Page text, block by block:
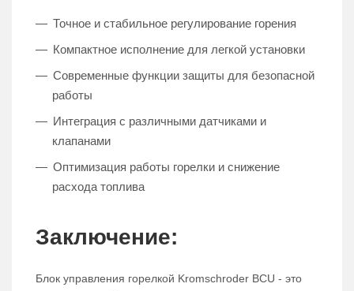
Точное и стабильное регулирование горения
Компактное исполнение для легкой установки
Современные функции защиты для безопасной
работы
Интеграция с различными датчиками и
клапанами
Оптимизация работы горелки и снижение
расхода топлива
Заключение:
Блок управления горелкой Kromschroder BCU - это